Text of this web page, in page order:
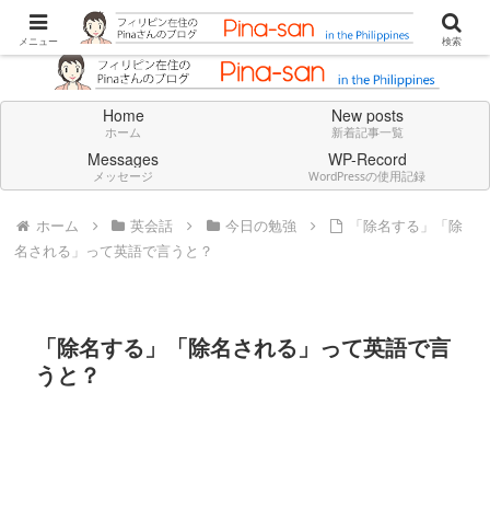
Don't think deeply. Feel always in English.
Home
ホーム
New posts
新着記事一覧
Messages
メッセージ
WP-Record
WordPressの使用記録
ホーム 英会話 今日の勉強
「除名する」「除
名される」って英語で言うと？
「除名する」「除名される」って英語で言
うと？
メニュー 検索